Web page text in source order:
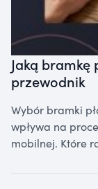
Jaką bramkę
przewodnik
Wybór bramki
wpływa na
mobilnej. Które